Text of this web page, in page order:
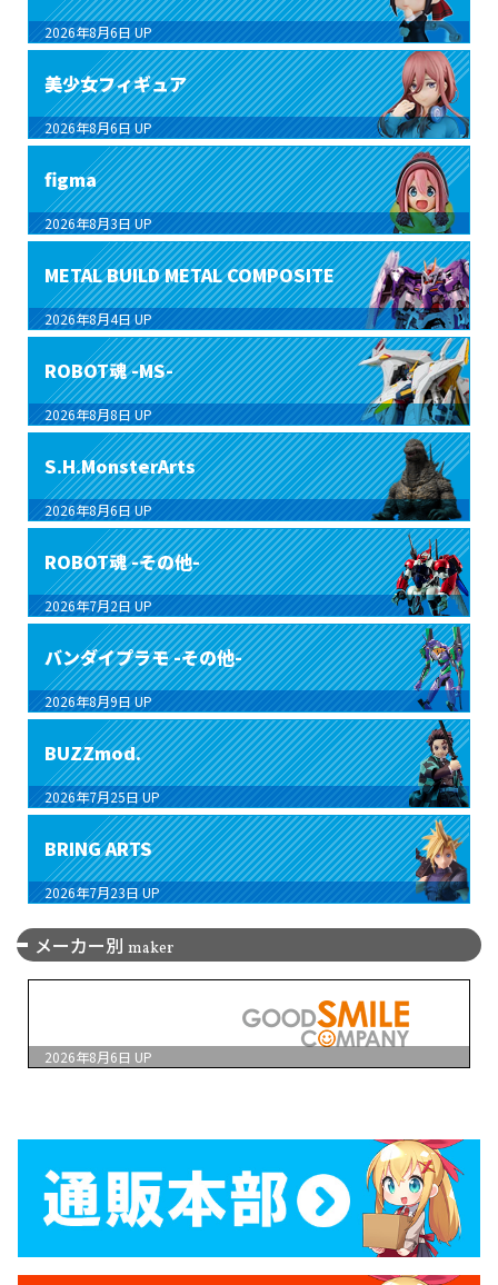
2026年8月6日 UP
美少女フィギュア
2026年8月6日 UP
figma
2026年8月3日 UP
METAL BUILD METAL COMPOSITE
2026年8月4日 UP
ROBOT魂 -MS-
2026年8月8日 UP
S.H.MonsterArts
2026年8月6日 UP
ROBOT魂 -その他-
2026年7月2日 UP
バンダイプラモ -その他-
2026年8月9日 UP
BUZZmod.
2026年7月25日 UP
BRING ARTS
2026年7月23日 UP
メーカー別 maker
2026年8月6日 UP